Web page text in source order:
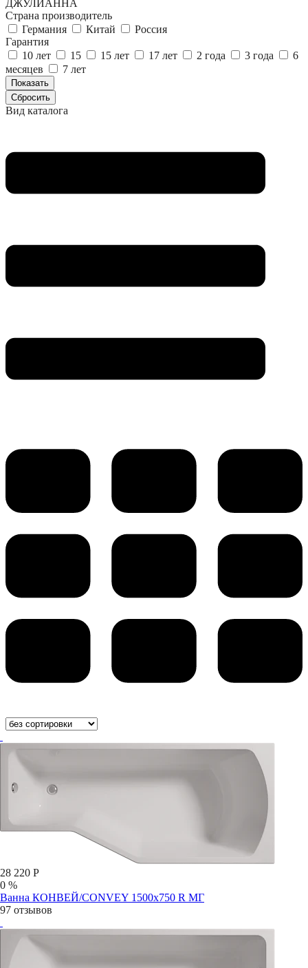
ДЖУЛИАННА
Страна производитель
Германия
Китай
Россия
Гарантия
10 лет
15 15 лет 17 лет 2 года 3 года
6
месяцев
7 лет
Вид каталога
28 220 Р
0 %
Ванна КОНВЕЙ/CONVEY 1500х750 R МГ
97 отзывов